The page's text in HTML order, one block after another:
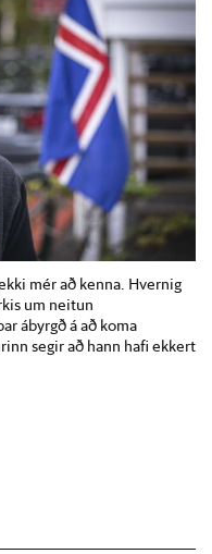
mér að kenna. Hvernig
um neitun
ábyrgð á að koma
segir að hann hafi ekkert